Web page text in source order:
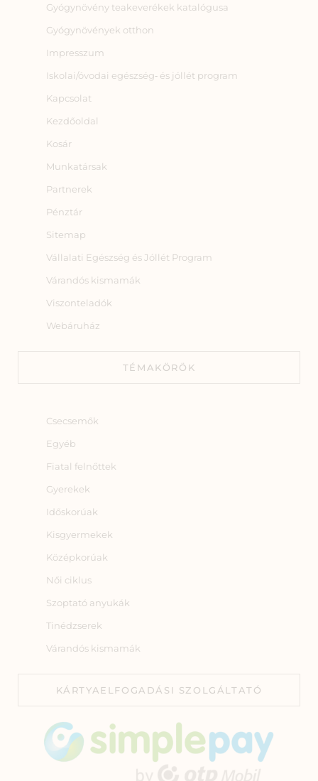
Gyógynövény teakeverékek katalógusa
Gyógynövények otthon
Impresszum
Iskolai/óvodai egészség‑ és jóllét program
Kapcsolat
Kezdőoldal
Kosár
Munkatársak
Partnerek
Pénztár
Sitemap
Vállalati Egészség és Jóllét Program
Várandós kismamák
Viszonteladók
Webáruház
TÉMAKÖRÖK
Csecsemők
Egyéb
Fiatal felnőttek
Gyerekek
Időskorúak
Kisgyermekek
Középkorúak
Női ciklus
Szoptató anyukák
Tinédzserek
Várandós kismamák
KÁRTYAELFOGADÁSI SZOLGÁLTATÓ